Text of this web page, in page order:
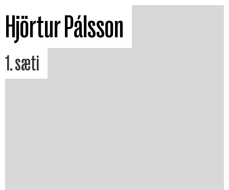
Hjörtur Pálsson
1. sæti